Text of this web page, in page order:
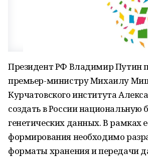
Президент РФ Владимир Путин
премьер-министру Михаилу
Курчатовского института
создать в России национальную
генетических данных. В рамках
формирования необходимо
форматы хранения и передачи